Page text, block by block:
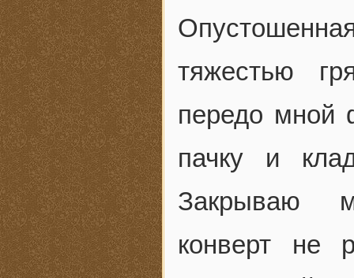
тяжестью
передо мной
пачку и
Закрываю
конверт не